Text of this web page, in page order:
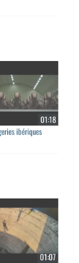
01:18
ibériques
01:07